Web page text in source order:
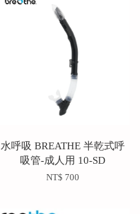
水呼吸 BREATHE 半乾式呼
吸管-成人用 10-SD
NT$ 700